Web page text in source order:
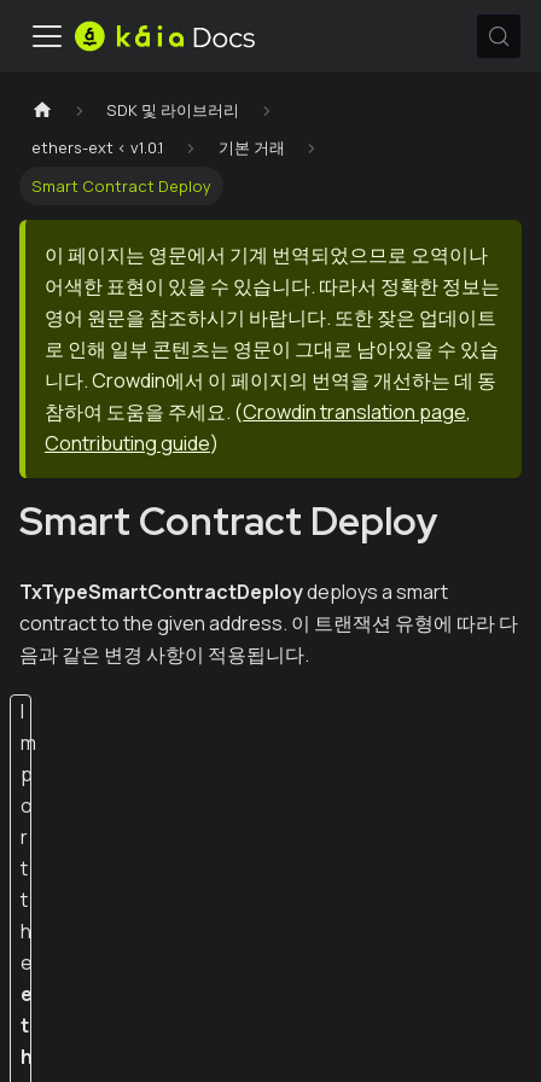
SDK 및 라이브러리
ethers-ext < v1.0.1
기본 거래
Smart Contract Deploy
이 페이지는 영문에서 기계 번역되었으므로 오역이나
어색한 표현이 있을 수 있습니다. 따라서 정확한 정보는
영어 원문을 참조하시기 바랍니다. 또한 잦은 업데이트
로 인해 일부 콘텐츠는 영문이 그대로 남아있을 수 있습
니다. Crowdin에서 이 페이지의 번역을 개선하는 데 동
참하여 도움을 주세요. (Crowdin translation page,
Contributing guide)
Smart Contract Deploy
TxTypeSmartContractDeploydeploys a smart
contract to the given address. 이 트랜잭션 유형에 따라 다
음과 같은 변경 사항이 적용됩니다.
I
m
p
o
r
t
t
h
e
e
t
h